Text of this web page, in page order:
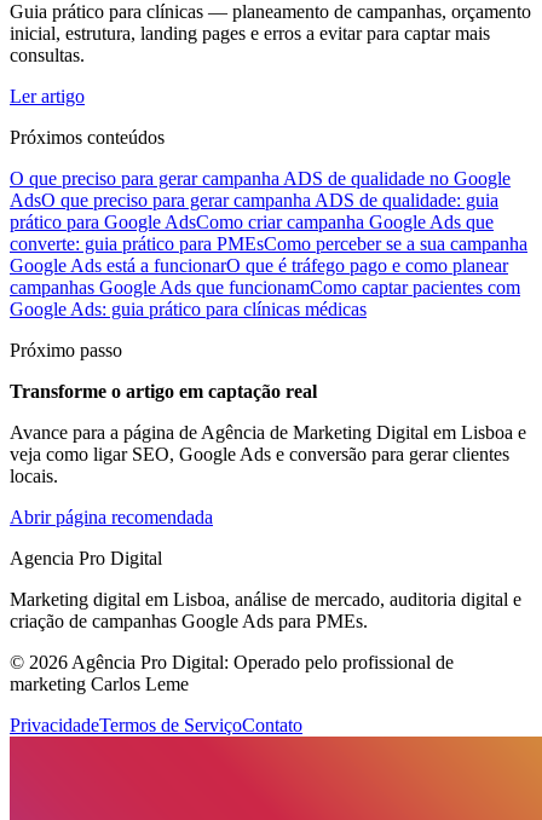
Guia prático para clínicas — planeamento de campanhas, orçamento
inicial, estrutura, landing pages e erros a evitar para captar mais
consultas.
Ler artigo
Próximos conteúdos
O que preciso para gerar campanha ADS de qualidade no Google
AdsO que preciso para gerar campanha ADS de qualidade: guia
prático para Google AdsComo criar campanha Google Ads que
converte: guia prático para PMEsComo perceber se a sua campanha
Google Ads está a funcionarO que é tráfego pago e como planear
campanhas Google Ads que funcionamComo captar pacientes com
Google Ads: guia prático para clínicas médicas
Próximo passo
Transforme o artigo em captação real
Avance para a página de Agência de Marketing Digital em Lisboa e
veja como ligar SEO, Google Ads e conversão para gerar clientes
locais.
Abrir página recomendada
Agencia Pro Digital
Marketing digital em Lisboa, análise de mercado, auditoria digital e
criação de campanhas Google Ads para PMEs.
© 2026 Agência Pro Digital: Operado pelo profissional de
marketing Carlos Leme
PrivacidadeTermos de ServiçoContato